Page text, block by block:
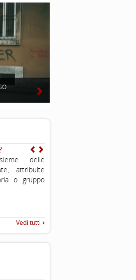
delle
attribuite
o gruppo
Vedi tutti